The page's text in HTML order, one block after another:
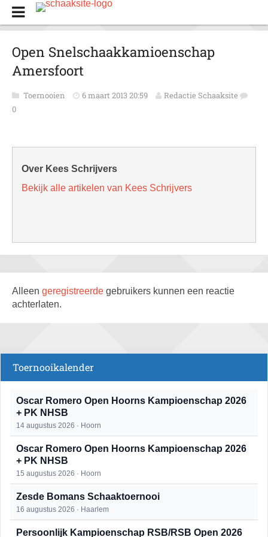
Open Snelschaakkamioenschap
Amersfoort
Toernooien 6 maart 2013 20:59
Redactie Schaaksite
0
Over Kees Schrijvers
Bekijk alle artikelen van Kees Schrijvers
Alleen geregistreerde gebruikers kunnen een reactie
achterlaten.
Toernooikalender
Oscar Romero Open Hoorns Kampioenschap 2026
+ PK NHSB
14 augustus 2026 · Hoorn
Oscar Romero Open Hoorns Kampioenschap 2026
+ PK NHSB
15 augustus 2026 · Hoorn
Zesde Bomans Schaaktoernooi
16 augustus 2026 · Haarlem
Persoonlijk Kampioenschap RSB/RSB Open 2026